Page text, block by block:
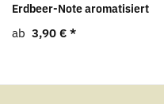
Erdbeer-Note aromatisiert
ab 3,90 € *